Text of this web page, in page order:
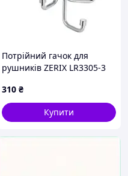
Потрійний гачок для
рушників ZERIX LR3305-3
310 ₴
Купити